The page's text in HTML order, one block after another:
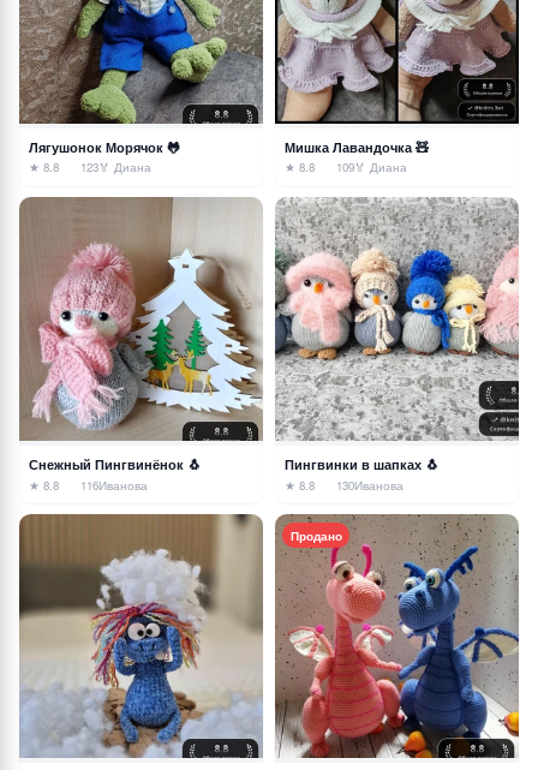
Лягушонок Морячок 🐸
★ 8.8 123🏅 Диана
Мишка Лавандочка 🧸
★ 8.8 109🏅 Диана
Снежный Пингвинёнок 🐧
★ 8.8 116Иванова
Пингвинки в шапках 🐧
★ 8.8 130Иванова
Продано